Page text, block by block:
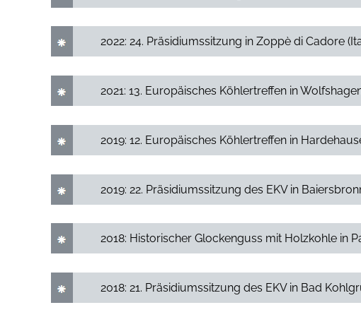
2022: 24. Präsidiumssitzung in Zoppè di Cadore
2021: 13. Europäisches Köhlertreffen in
2019: 12. Europäisches Köhlertreffen in
2019: 22. Präsidiumssitzung des EKV in
2018: Historischer Glockenguss mit Holzkohle in
2018: 21. Präsidiumssitzung des EKV in Bad